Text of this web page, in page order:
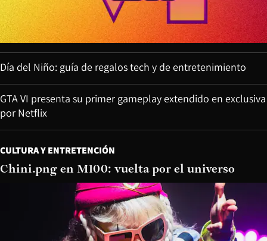
Día del Niño: guía de regalos tech y de entretenimiento
GTA VI presenta su primer gameplay extendido en exclusiva
por Netflix
CULTURA Y ENTRETENCIÓN
Chini.png en M100: vuelta por el universo